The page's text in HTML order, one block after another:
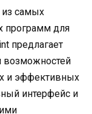
из самых
программ для
предлагает
возможностей
и эффективных
интерфейс и